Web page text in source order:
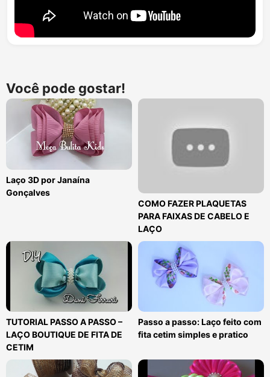
Você pode gostar!
Laço 3D por Janaína
Gonçalves
COMO FAZER PLAQUETAS
PARA FAIXAS DE CABELO E
LAÇO
TUTORIAL PASSO A PASSO –
LAÇO BOUTIQUE DE FITA DE
CETIM
Passo a passo: Laço feito com
fita cetim simples e pratico